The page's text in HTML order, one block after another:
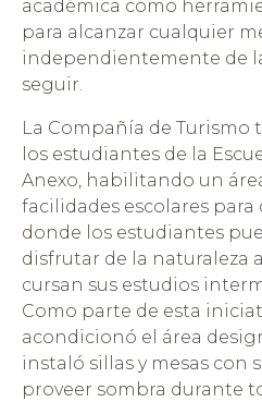
académica como
para alcanzar cualquier
independientemente de
seguir.
La Compañía de
los estudiantes de la
Anexo, habilitando un
facilidades escolares para
donde los estudiantes
disfrutar de la naturaleza
cursan sus estudios
Como parte de esta
acondicionó el área
instaló sillas y mesas con
proveer sombra durante